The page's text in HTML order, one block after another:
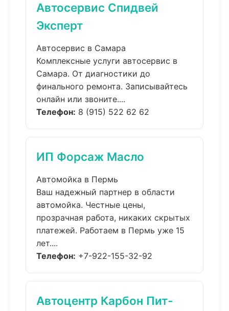
Автосервис Спидвей
Эксперт
Автосервис в Самара
Комплексные услуги автосервис в
Самара. От диагностики до
финального ремонта. Записывайтесь
онлайн или звоните....
Телефон: 8 (915) 522 62 62
ИП Форсаж Масло
Автомойка в Пермь
Ваш надежный партнер в области
автомойка. Честные цены,
прозрачная работа, никаких скрытых
платежей. Работаем в Пермь уже 15
лет....
Телефон: +7-922-155-32-92
Автоцентр Карбон Пит-